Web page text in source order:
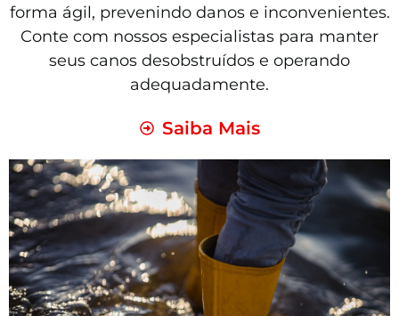
forma ágil, prevenindo danos e inconvenientes.
Conte com nossos especialistas para manter
seus canos desobstruídos e operando
adequadamente.
Saiba Mais